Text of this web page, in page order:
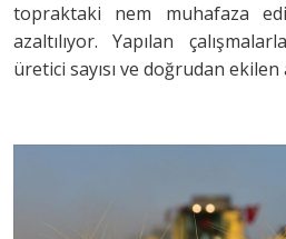
topraktaki nem muhafaza
azaltılıyor. Yapılan
üretici sayısı ve doğrudan